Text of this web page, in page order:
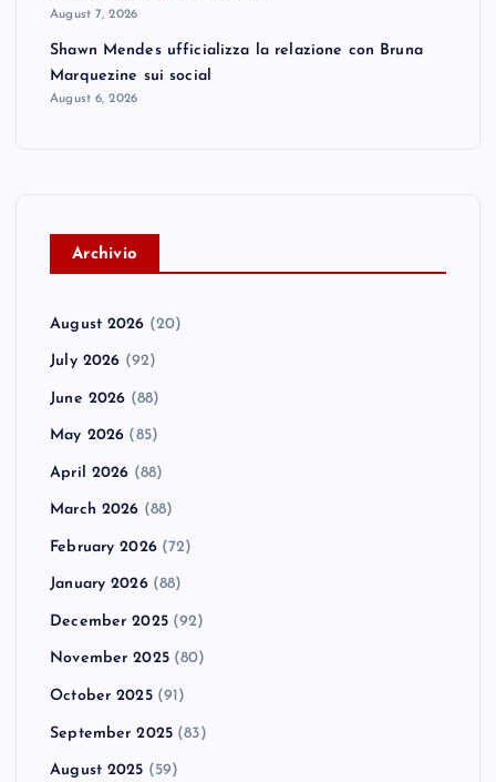
August 7, 2026
Shawn Mendes ufficializza la relazione con Bruna
Marquezine sui social
August 6, 2026
Archivio
August 2026 (20)
July 2026 (92)
June 2026 (88)
May 2026 (85)
April 2026 (88)
March 2026 (88)
February 2026(72)
January 2026(88)
December 2025(92)
November 2025(80)
October 2025(91)
September 2025 (83)
August 2025 (59)